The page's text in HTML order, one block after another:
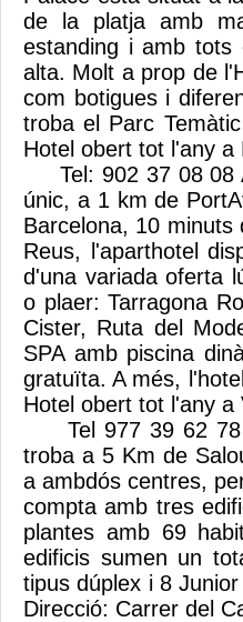
de la platja amb
estanding i amb tots
alta. Molt a prop de
com botigues i
troba el Parc
Hotel obert tot l'any
Tel: 902 37 08 08
únic, a 1 km de
Barcelona, 10
Reus, l'aparthotel
d'una variada oferta
o plaer: Tarragona
Cister, Ruta del
SPA amb piscina
gratuïta. A més,
Hotel obert tot l'any
Tel 977 39 62 78
troba a 5 Km de
a ambdós centres,
compta amb tres
plantes amb 69
edificis sumen un
tipus dúplex i 8
Direcció: Carrer del